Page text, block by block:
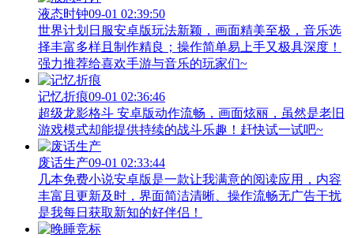
液态时钟09-01 02:39:50
世界计划日服安卓版玩法新颖，画面精美至极，音乐选
择丰富多样且制作精良；操作简单易上手又极具深度！
强力推荐给喜欢手游与音乐的玩家们~
记忆折痕09-01 02:36:46
超级龙影格斗 安卓版动作流畅，画面炫丽，虽然是老旧
游戏模式却能提供持续的战斗乐趣！赶快试一试吧~
废话生产09-01 02:33:44
几本免费小说安卓版是一款让我满意的阅读应用，内容
丰富且更新及时，界面简洁清晰、操作流畅无广告干扰
是我每日获取新知的好伴侣！